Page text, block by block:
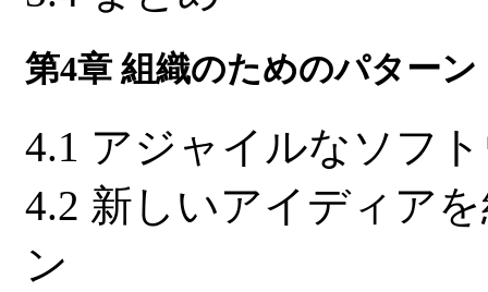
第4章 組織のためのパターン
4.1 アジャイルなソフ
4.2 新しいアイディア
ン